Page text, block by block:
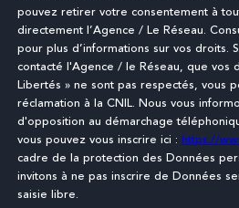
pouvez retirer votre consentement à
directement l’Agence / Le Réseau.
pour plus d’informations sur vos droits.
contacté l'Agence / le Réseau, que vos
Libertés » ne sont pas respectés, vous
réclamation à la CNIL. Nous vous
d'opposition au démarchage
vous pouvez vous inscrire ici : https://
cadre de la protection des Données
invitons à ne pas inscrire de Données
saisie libre.